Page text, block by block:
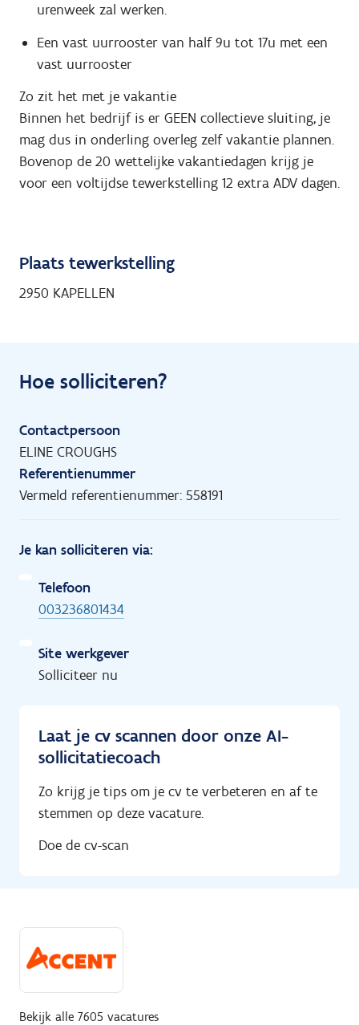
urenweek zal werken.
Een vast uurrooster van half 9u tot 17u met een
vast uurrooster
Zo zit het met je vakantie
Binnen het bedrijf is er GEEN collectieve sluiting, je
mag dus in onderling overleg zelf vakantie plannen.
Bovenop de 20 wettelijke vakantiedagen krijg je
voor een voltijdse tewerkstelling 12 extra ADV dagen.
Plaats tewerkstelling
2950 KAPELLEN
Hoe solliciteren?
Contactpersoon
ELINE CROUGHS
Referentienummer
Vermeld referentienummer: 558191
Je kan solliciteren via:
Telefoon
003236801434
Site werkgever
Solliciteer nu
Laat je cv scannen door onze AI-
sollicitatiecoach
Zo krijg je tips om je cv te verbeteren en af te
stemmen op deze vacature.
Doe de cv-scan
Bekijk alle 7605 vacatures